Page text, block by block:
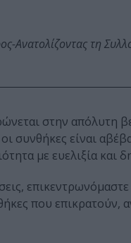
Ανατολίζοντας τη
στην απόλυτη
είναι
με ευελιξία και
που επικρατούν,